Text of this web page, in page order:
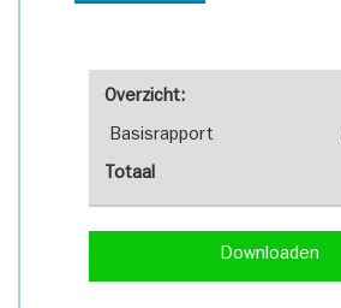
Overzicht:
Basisrapport
Totaal
Downloaden